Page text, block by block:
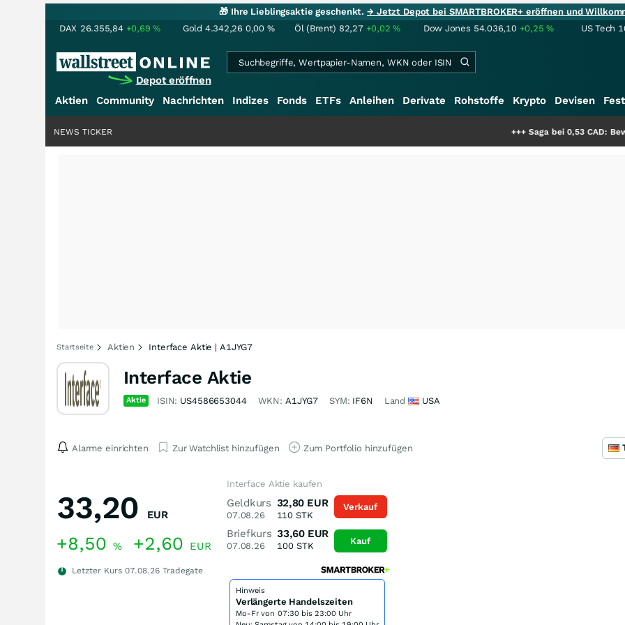
🎁 Ihre Lieblingsaktie geschenkt.→ Jetzt Depot bei SMARTBROKER+ eröffnen und
DAX 26.355,84 +0,69% Gold 4.342,26 0,00 % Öl (Brent) 82,27 +0,02% Dow Jones 54.036,10 +0,25% US Tech
Depot eröffnen
Aktien Community Nachrichten Indizes Fonds ETFs Anleihen Derivate Rohstoffe Krypto Devisen
Saga bei 0,53 CAD: Bewertet der
NEWS TICKER
Startseite Aktien Interface Aktie | A1JYG7
Interface Aktie
Aktie ISIN: US4586653044 WKN: A1JYG7 SYM: IF6N Land USA
Alarme einrichten Zur Watchlist hinzufügen Zum Portfolio hinzufügen
33,20 EUR
+8,50 % +2,60 EUR
Letzter Kurs 07.08.26 Tradegate
Interface Aktie kaufen
Geldkurs
07.08.26
32,80 EUR
110 STK
Briefkurs
07.08.26
33,60 EUR
100STK
Verkauf
Kauf
Hinweis
Verlängerte Handelszeiten
Mo-Fr von 07:30 bis 23:00 Uhr